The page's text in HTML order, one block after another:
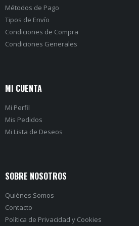
Métodos de Pago
Tipos de Envío
Condiciones de Compra
Condiciones Generales
MI CUENTA
Mi Perfil
Mis Pedidos
Mi Lista de Deseos
SOBRE NOSOTROS
Quiénes Somos
Contacto
Política de Privacidad y Cookies